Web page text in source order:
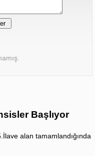
Başlıyor
alan tamamlandığında